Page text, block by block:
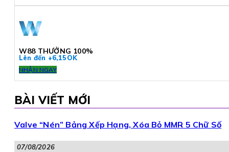
W88 THƯỞNG 100%
Lên đến +6,15OK
NHẬN NGAY
BÀI VIẾT MỚI
Valve “Nén” Bảng Xếp Hạng, Xóa Bỏ MMR 5 Chữ Số
07/08/2026